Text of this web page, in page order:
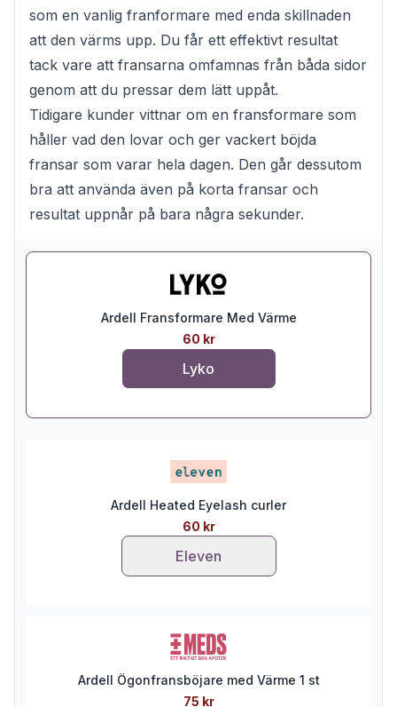
som en vanlig franformare med enda skillnaden
att den värms upp. Du får ett effektivt resultat
tack vare att fransarna omfamnas från båda sidor
genom att du pressar dem lätt uppåt.
Tidigare kunder vittnar om en fransformare som
håller vad den lovar och ger vackert böjda
fransar som varar hela dagen. Den går dessutom
bra att använda även på korta fransar och
resultat uppnår på bara några sekunder.
Ardell Fransformare Med Värme
60 kr
Lyko
Ardell Heated Eyelash curler
60 kr
Eleven
Ardell Ögonfransböjare med Värme 1 st
75 kr